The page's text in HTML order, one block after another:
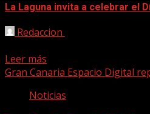
La Laguna invita a celebrar el
Redaccion
Leer más
Gran Canaria Espacio Digital
Noticias